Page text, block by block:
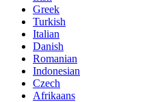
Greek
Turkish
Italian
Danish
Romanian
Indonesian
Czech
Afrikaans